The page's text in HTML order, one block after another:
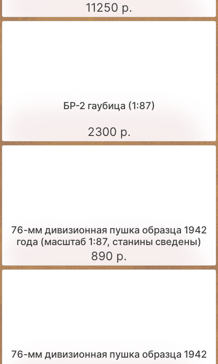
11250 р.
БР-2 гаубица (1:87)
2300 р.
76-мм дивизионная пушка образца 1942
года (масштаб 1:87, станины сведены)
890 р.
76-мм дивизионная пушка образца 1942